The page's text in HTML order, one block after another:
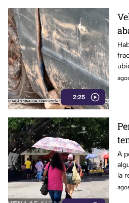
a
del
2:25
la
vía
la
A
la